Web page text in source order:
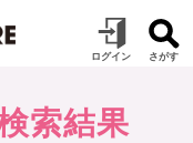
索結果